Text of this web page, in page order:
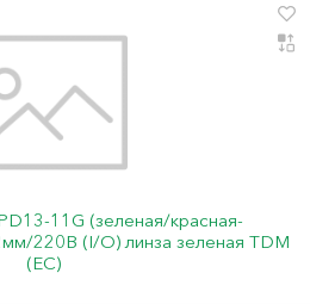
11G (зеленая/красная-
220В (I/O) линза зеленая TDM
(ЕС)